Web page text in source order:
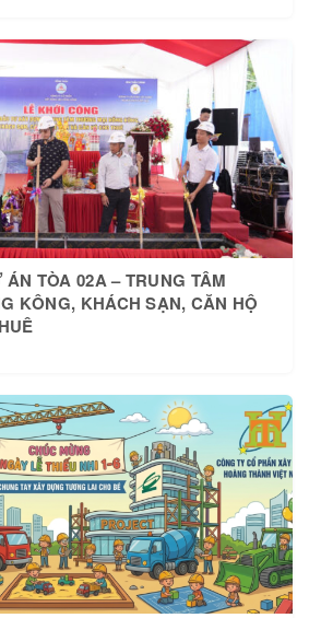
TÒA 02A – TRUNG TÂM
KÔNG, KHÁCH SẠN, CĂN HỘ